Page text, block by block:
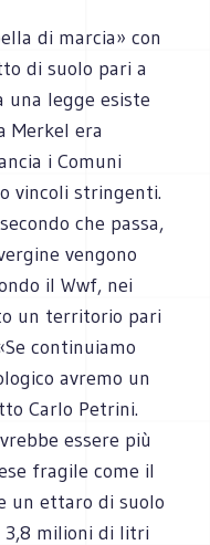
di marcia» con
di suolo pari a
una legge esiste
Merkel era
i Comuni
vincoli stringenti.
che passa,
vengono
il Wwf, nei
un territorio pari
continuiamo
avremo un
Carlo Petrini.
essere più
fragile come il
un ettaro di suolo
milioni di litri